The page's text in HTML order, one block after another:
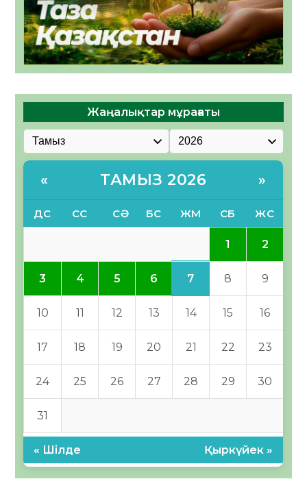
Жаңалықтар мұрағаты
« ТАМЫЗ 2026 »
ДС СС СӘ БС ЖМ СБ ЖС
1 2
3 4 5 6 7 8 9
10 11 12 13 14 15 16
17 18 19 20 21 22 23
24 25 26 27 28 29 30
31
« Шілде Қыркүйек »